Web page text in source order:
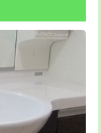
見積
円
円
円
円
円